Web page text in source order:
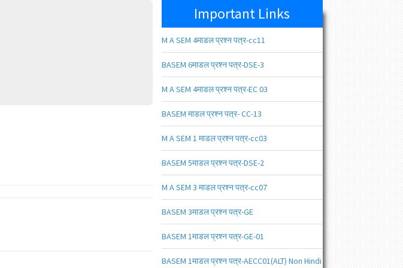
Important Links
M A SEM 4माडल प्रश्न पत्र-cc11
BASEM 6माडल प्रश्न पत्र-DSE-3
M A SEM 4माडल प्रश्न पत्र-EC 03
BASEM माडल प्रश्न पत्र- CC-13
M A SEM 1 माडल प्रश्न पत्र-cc03
BASEM 5माडल प्रश्न पत्र-DSE-2
M A SEM 3 माडल प्रश्न पत्र-cc07
BASEM 3माडल प्रश्न पत्र-GE
BASEM 1माडल प्रश्न पत्र-GE-01
BASEM 1माडल प्रश्न पत्र-AECC01(ALT) Non Hindi